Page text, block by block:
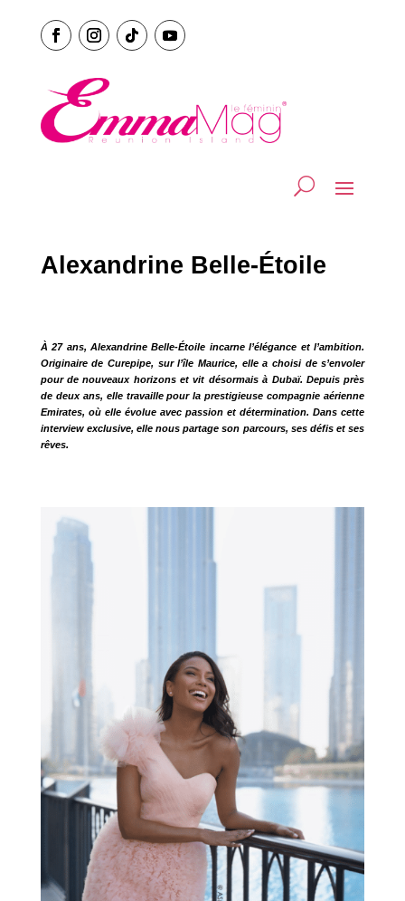
Alexandrine Belle-Étoile
À 27 ans, Alexandrine Belle-Étoile incarne l’élégance et l’ambition.
Originaire de Curepipe, sur l’île Maurice, elle a choisi de s’envoler
pour de nouveaux horizons et vit désormais à Dubaï. Depuis près
de deux ans, elle travaille pour la prestigieuse compagnie aérienne
Emirates, où elle évolue avec passion et détermination. Dans cette
interview exclusive, elle nous partage son parcours, ses défis et ses
rêves.